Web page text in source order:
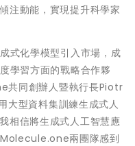
注動能，實現提升科學家
式化學模型引入市場，成
學習方面的戰略合作夥
共同創辦人暨執行長Piotr
大型資料集訓練生成式人
相信將生成式人工智慧應
Molecule.one兩團隊感到